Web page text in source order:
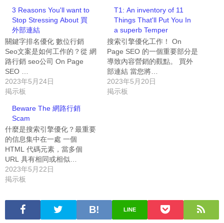
3 Reasons You'll want to
Stop Stressing About 買
外部連結
關鍵字排名優化 數位行銷
Seo文案是如何工作的？從 網
路行銷 seo公司 On Page
SEO …
2023年5月24日
掲示板
T1: An inventory of 11
Things That'll Put You In
a superb Temper
搜索引擎優化工作！ On
Page SEO 的一個重要部分是
導致內容營銷的觀點。 買外
部連結 當您將…
2023年5月20日
掲示板
Beware The 網路行銷
Scam
什麼是搜索引擎優化？最重要
的信息集中在一處 一個
HTML 代碼元素，當多個
URL 具有相同或相似…
2023年5月22日
掲示板
LINE